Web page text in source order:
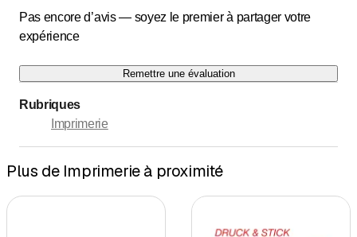
Pas encore d’avis — soyez le premier à partager votre
expérience
Remettre une évaluation
Rubriques
Imprimerie
Plus de Imprimerie à proximité